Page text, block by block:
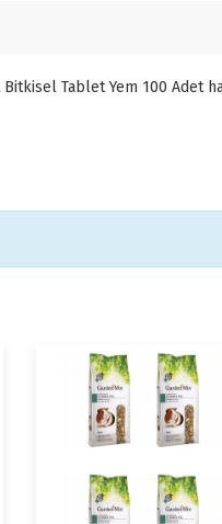
Bitkisel Tablet Yem 100 Adet